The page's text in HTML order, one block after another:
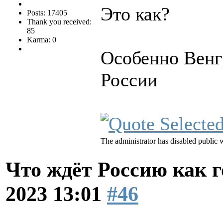
Posts: 17405
Thank you received:
85
Karma: 0
Это как?
Особенно
России
The administrator has disabled public
Что ждёт Россию как
2023 13:01 #46